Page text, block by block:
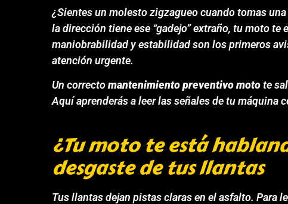
¿Sientes un molesto zigzagueo cuando tomas
la dirección tiene ese “gadejo” extraño, tu moto
maniobrabilidad y estabilidad son los primeros
atención urgente.
Un correctomantenimiento preventivo motote
Aquí aprenderás a leer las señales de tu máquina
¿Tu moto te está
desgaste de tus llantas
Tus llantas dejan pistas claras en el asfalto. Para